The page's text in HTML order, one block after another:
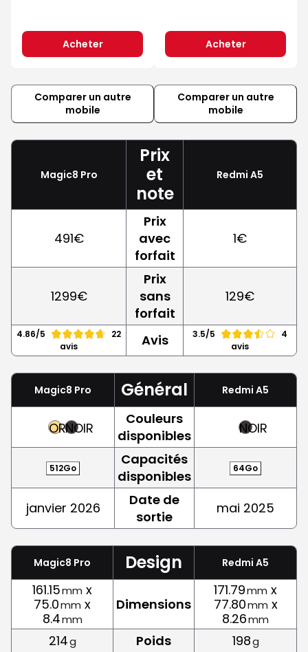
Acheter Acheter
Comparer un autre
mobile
Comparer un autre
mobile
Magic8 Pro
Prix
et
note
Redmi A5
491€
Prix
avec
forfait
1€
1299€
Prix
sans
forfait
129€
4.86/5
22
avis
Avis 3.5/5
4
avis
Magic8 Pro Général Redmi A5
ORNOIR
Couleurs
disponibles
NOIR
512Go
Capacités
disponibles
64Go
janvier 2026
Date de
sortie
mai 2025
Magic8 Pro Design Redmi A5
161.15mm x
75.0mm x
8.4mm
Dimensions
171.79mm x
77.80mm x
8.26mm
214g Poids 198g